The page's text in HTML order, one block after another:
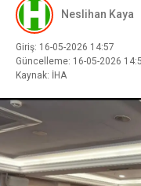
Neslihan Kaya
Giriş: 16-05-2026 14:57
Güncelleme: 16-05-2026
Kaynak: İHA